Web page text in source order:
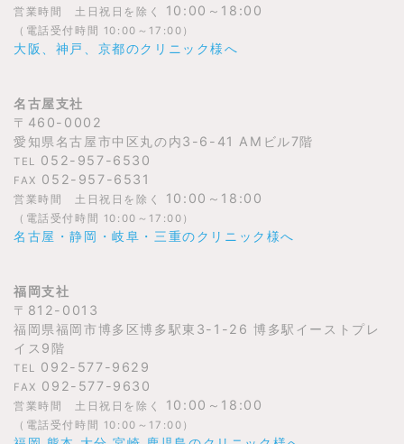
営業時間 土日祝日を除く 10:00～18:00
（電話受付時間 10:00～17:00）
大阪、神戸、京都のクリニック様へ
名古屋支社
〒460-0002
愛知県名古屋市中区丸の内3-6-41 AMビル7階
TEL 052-957-6530
FAX 052-957-6531
営業時間 土日祝日を除く 10:00～18:00
（電話受付時間 10:00～17:00）
名古屋・静岡・岐阜・三重のクリニック様へ
福岡支社
〒812-0013
福岡県福岡市博多区博多駅東3-1-26 博多駅イーストプレ
イス9階
TEL 092-577-9629
FAX 092-577-9630
営業時間 土日祝日を除く 10:00～18:00
（電話受付時間 10:00～17:00）